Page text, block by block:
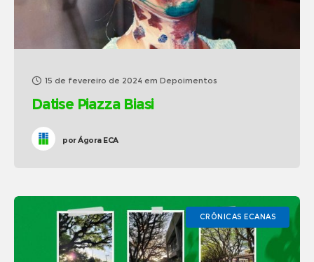
15 de fevereiro de 2024 em Depoimentos
Datise Piazza Biasi
porÁgora ECA
CRÔNICAS ECANAS